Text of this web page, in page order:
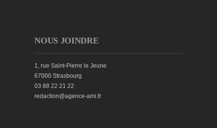
NOUS JOINDRE
1, rue Saint-Pierre le Jeune
67000 Strasbourg
03 88 22 21 22
redaction@agence-ami.fr